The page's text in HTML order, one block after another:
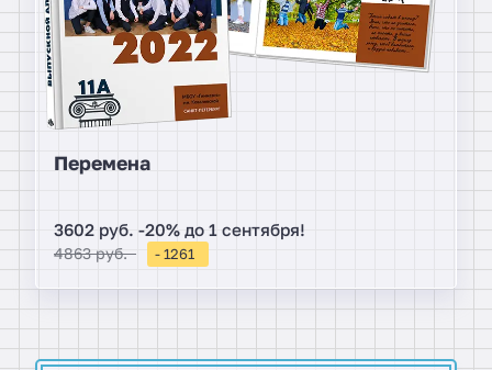
Перемена
3602 руб. -20% до 1 сентября!
4863 руб. - 1261